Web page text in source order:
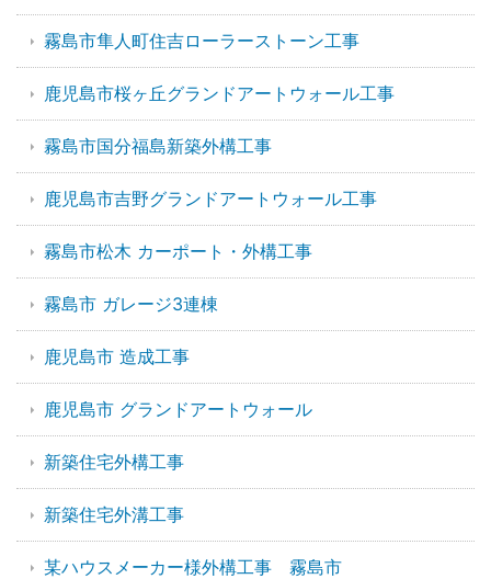
霧島市隼人町住吉ローラーストーン工事
鹿児島市桜ヶ丘グランドアートウォール工事
霧島市国分福島新築外構工事
鹿児島市吉野グランドアートウォール工事
霧島市松木 カーポート・外構工事
霧島市 ガレージ3連棟
鹿児島市 造成工事
鹿児島市 グランドアートウォール
新築住宅外構工事
新築住宅外溝工事
某ハウスメーカー様外構工事 霧島市